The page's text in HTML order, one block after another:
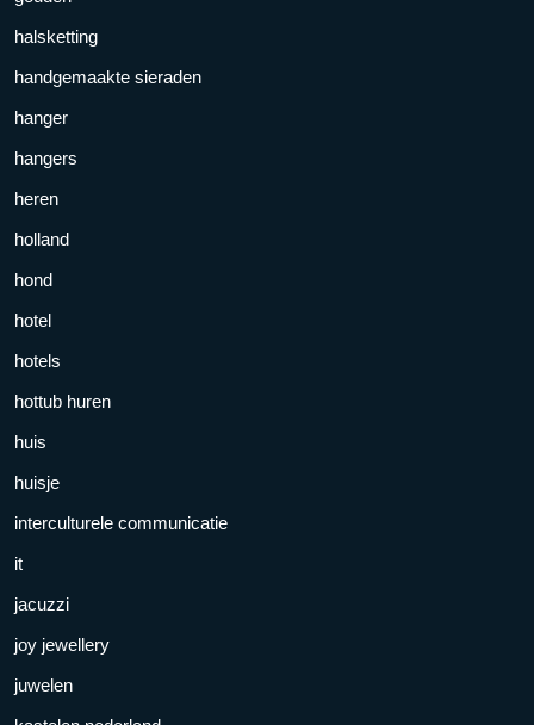
halsketting
handgemaakte sieraden
hanger
hangers
heren
holland
hond
hotel
hotels
hottub huren
huis
huisje
interculturele communicatie
it
jacuzzi
joy jewellery
juwelen